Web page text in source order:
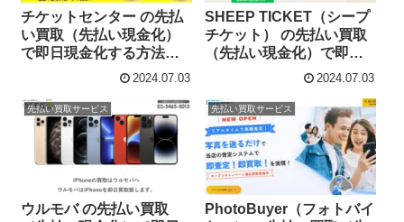
チケットセンター の先払
い買取（先払い現金化）
で即日現金化する方法｜
サービス内容・詳細情報
2024.07.03
SHEEP TICKET（シープ
チケット） の先払い買取
（先払い現金化）で即日
現金化する方法｜サービ
2024.07.03
先払い買取サービス
ウルモバ の先払い買取
先払い買取サービス
PhotoBuyer（フォトバイ